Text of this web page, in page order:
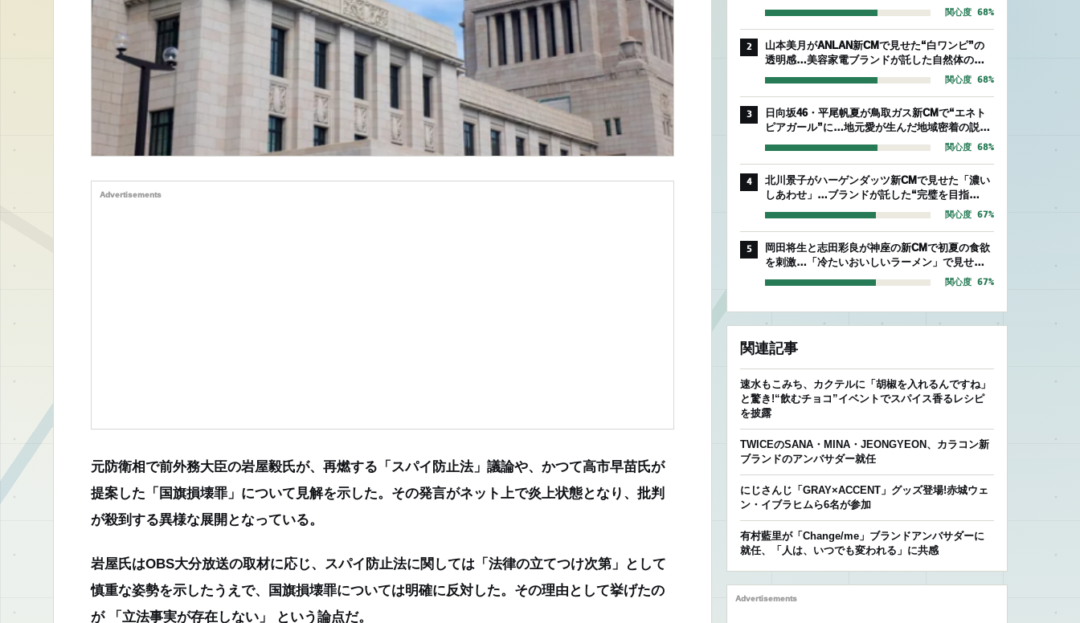
Advertisements
元防衛相で前外務大臣の岩屋毅氏が、再燃する「スパイ防止法」議論や、かつて高市早苗氏が
提案した「国旗損壊罪」について見解を示した。その発言がネット上で炎上状態となり、批判
が殺到する異様な展開となっている。
岩屋氏はOBS大分放送の取材に応じ、スパイ防止法に関しては「法律の立てつけ次第」として
慎重な姿勢を示したうえで、国旗損壊罪については明確に反対した。その理由として挙げたの
が 「立法事実が存在しない」 という論点だ。
すさ
関心度 68%
2
山本美月がANLAN新CMで見せた“白ワンピ”の
透明感…美容家電ブランドが託した自然体のセ
ルフケア
関心度 68%
3
日向坂46・平尾帆夏が鳥取ガス新CMで“エネト
ピアガール”に…地元愛が生んだ地域密着の説得
力
関心度 68%
4
北川景子がハーゲンダッツ新CMで見せた「濃い
しあわせ」…ブランドが託した“完璧を目指
す”存在感
関心度 67%
5
岡田将生と志田彩良が神座の新CMで初夏の食欲
を刺激…「冷たいおいしいラーメン」で見せた
爽やかな相性
関心度 67%
関連記事
速水もこみち、カクテルに「胡椒を入れるんですね」
と驚き!“飲むチョコ”イベントでスパイス香るレシピ
を披露
TWICEのSANA・MINA・JEONGYEON、カラコン新
ブランドのアンバサダー就任
にじさんじ「GRAY×ACCENT」グッズ登場!赤城ウェ
ン・イブラヒムら6名が参加
有村藍里が「Change/me」ブランドアンバサダーに
就任、「人は、いつでも変われる」に共感
Advertisements